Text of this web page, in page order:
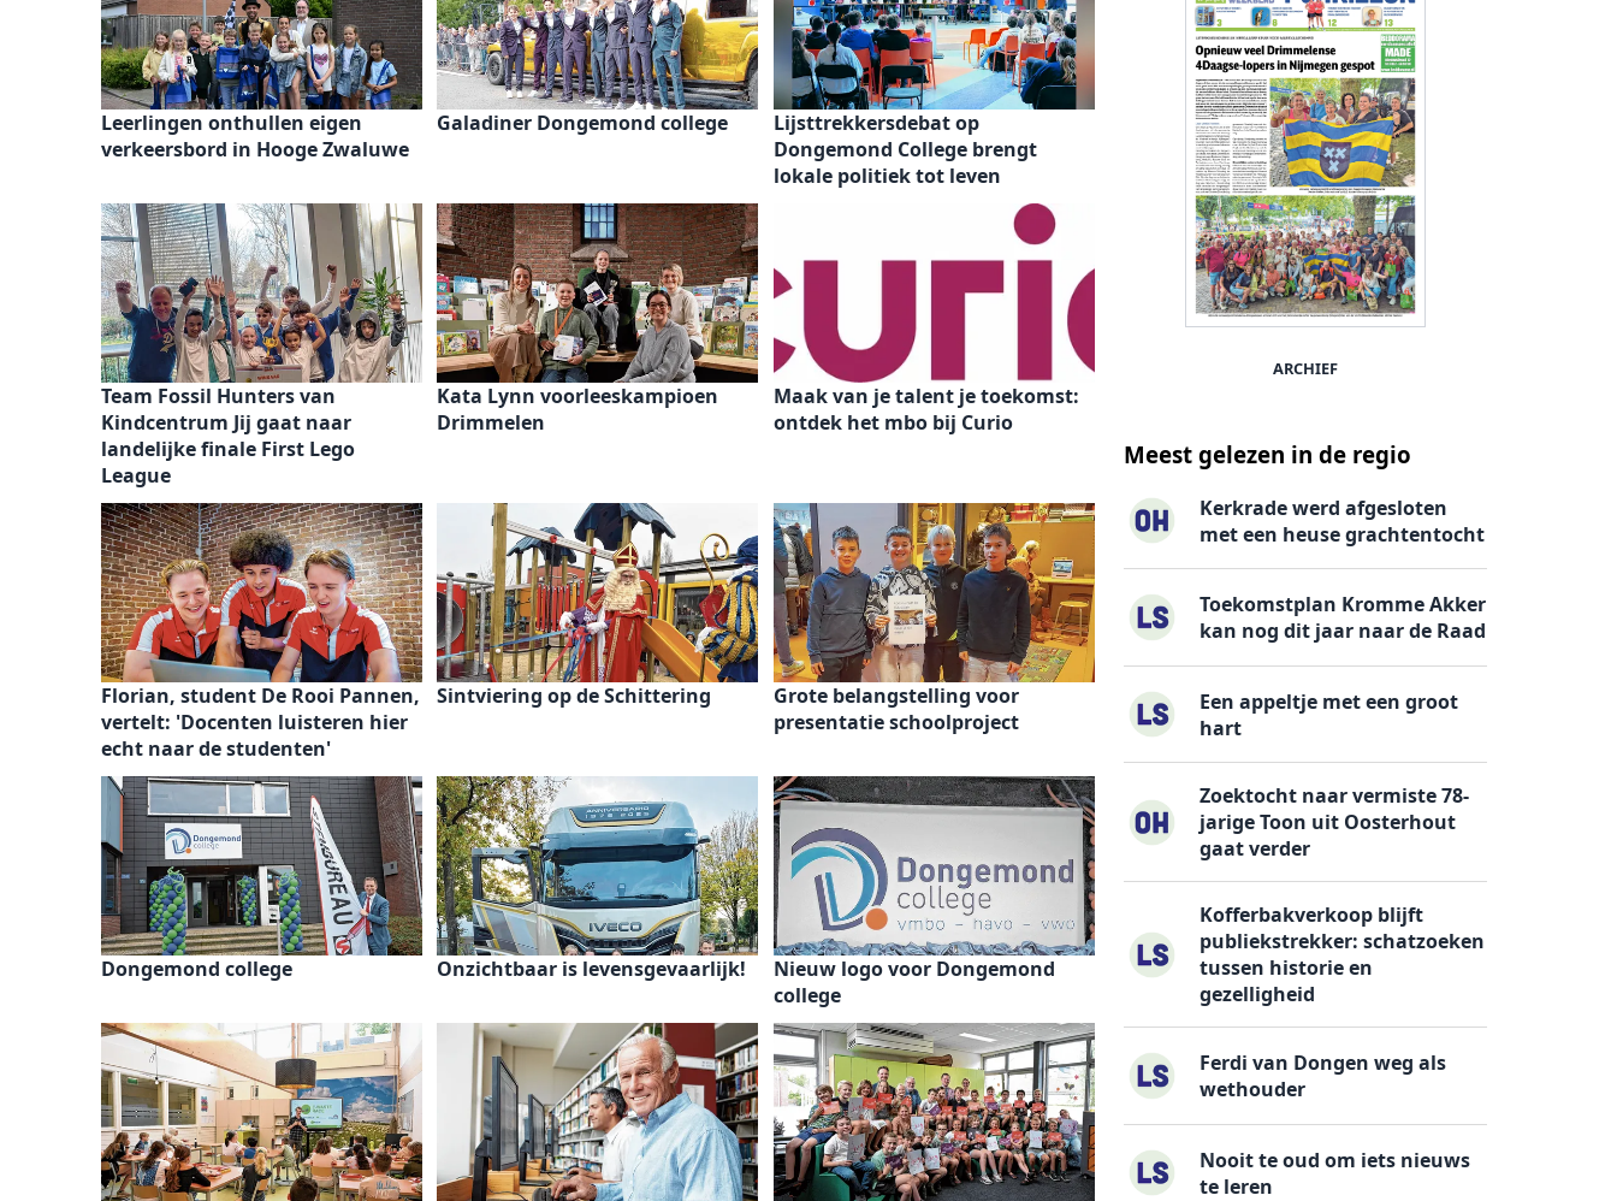
Leerlingen onthullen eigen
verkeersbord in Hooge Zwaluwe
Galadiner Dongemond college
Lijsttrekkersdebat op
Dongemond College brengt
lokale politiek tot leven
Team Fossil Hunters van
Kindcentrum Jij gaat naar
landelijke finale First Lego
League
Kata Lynn voorleeskampioen
Drimmelen
Maak van je talent je toekomst:
ontdek het mbo bij Curio
Florian, student De Rooi Pannen,
vertelt: 'Docenten luisteren hier
echt naar de studenten'
Sintviering op de Schittering
Grote belangstelling voor
presentatie schoolproject
Dongemond college Onzichtbaar is levensgevaarlijk!
Nieuw logo voor Dongemond
college
ARCHIEF
Meest gelezen in de regio
Kerkrade werd afgesloten
met een heuse grachtentocht
Toekomstplan Kromme Akker
kan nog dit jaar naar de Raad
Een appeltje met een groot
hart
Zoektocht naar vermiste 78-
jarige Toon uit Oosterhout
gaat verder
Kofferbakverkoop blijft
publiekstrekker: schatzoeken
tussen historie en
gezelligheid
Ferdi van Dongen weg als
wethouder
Nooit te oud om iets nieuws
te leren